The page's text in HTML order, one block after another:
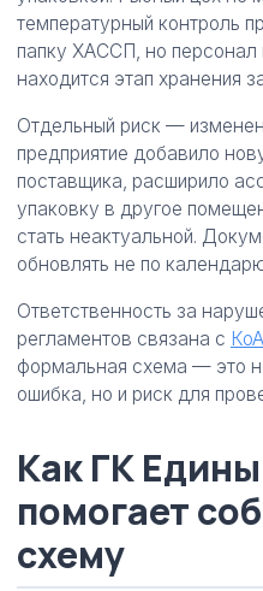
температурный контроль
папку ХАССП, но персонал
находится этап хранения
Отдельный риск —
предприятие добавило
поставщика, расширило
упаковку в другое
стать неактуальной.
обновлять не по
Ответственность за
регламентов связана с
формальная схема — это
ошибка, но и риск для
Как ГК
помогает
схему